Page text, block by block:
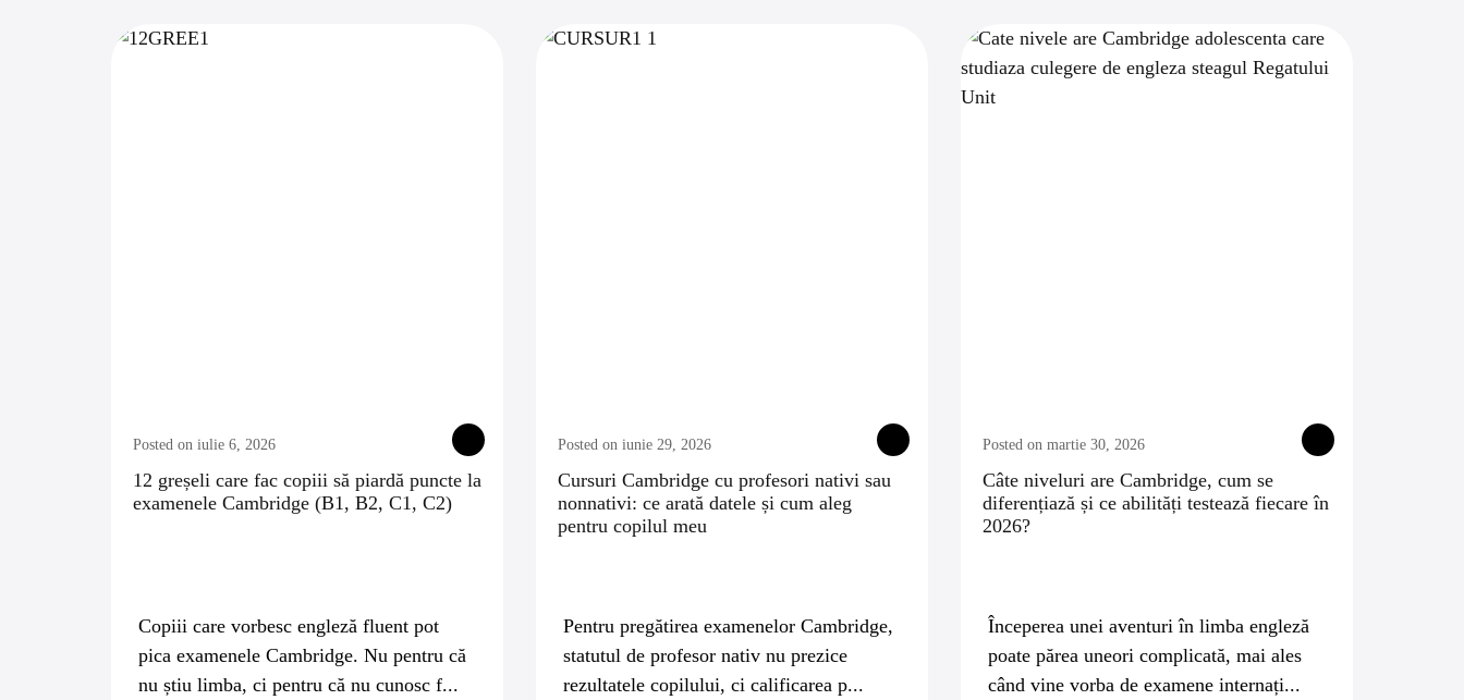
Posted on iulie 6, 2026
12 greșeli care fac copiii să piardă puncte la
examenele Cambridge (B1, B2, C1, C2)
Copiii care vorbesc engleză fluent pot
pica examenele Cambridge. Nu pentru că
nu știu limba, ci pentru că nu cunosc f...
Posted on iunie 29, 2026
Cursuri Cambridge cu profesori nativi sau
nonnativi: ce arată datele și cum aleg
pentru copilul meu
Pentru pregătirea examenelor Cambridge,
statutul de profesor nativ nu prezice
rezultatele copilului, ci calificarea p...
Posted on martie 30, 2026
Câte niveluri are Cambridge, cum se
diferențiază și ce abilități testează fiecare în
2026?
Începerea unei aventuri în limba engleză
poate părea uneori complicată, mai ales
când vine vorba de examene internați...